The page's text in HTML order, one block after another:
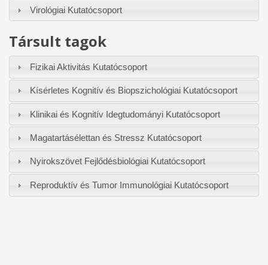
Virológiai Kutatócsoport
Társult tagok
Fizikai Aktivitás Kutatócsoport
Kísérletes Kognitív és Biopszichológiai Kutatócsoport
Klinikai és Kognitív Idegtudományi Kutatócsoport
Magatartásélettan és Stressz Kutatócsoport
Nyirokszövet Fejlődésbiológiai Kutatócsoport
Reproduktív és Tumor Immunológiai Kutatócsoport